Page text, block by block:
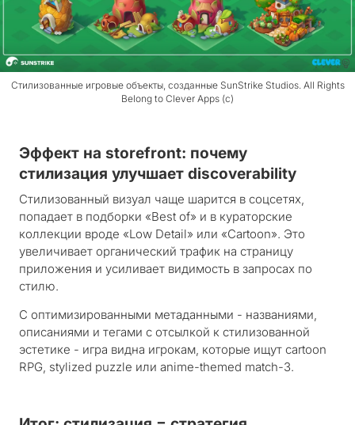
Стилизованные игровые объекты, созданные SunStrike Studios. All Rights
Belong to Clever Apps (c)
Эффект на storefront: почему
стилизация улучшает discoverability
Стилизованный визуал чаще шарится в соцсетях,
попадает в подборки «Best of» и в кураторские
коллекции вроде «Low Detail» или «Cartoon». Это
увеличивает органический трафик на страницу
приложения и усиливает видимость в запросах по
стилю.
С оптимизированными метаданными - названиями,
описаниями и тегами с отсылкой к стилизованной
эстетике - игра видна игрокам, которые ищут cartoon
RPG, stylized puzzle или anime-themed match-3.